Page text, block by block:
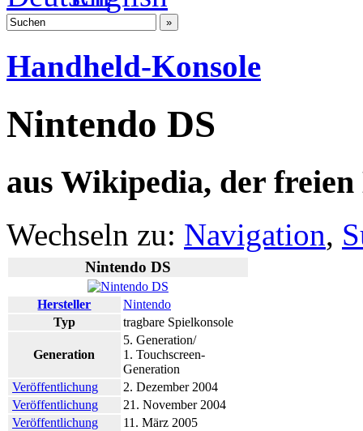
Handheld-Konsole
Nintendo DS
aus Wikipedia, der
Wechseln zu: Navigation,
Nintendo DS
Hersteller
Nintendo
Typ
tragbare Spielkonsole
Generation
5. Generation/
1. Touchscreen-
Generation
Veröffentlichung
2. Dezember 2004
Veröffentlichung
21. November 2004
Veröffentlichung
11. März 2005